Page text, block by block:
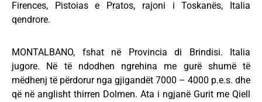
Firences, Pistoias e Pratos, rajoni i Toskanës, Italia
qendrore.
MONTALBANO, fshat në Provincia di Brindisi. Italia
jugore. Në të ndodhen ngrehina me gurë shumë të
mëdhenj të përdorur nga gjigandët 7000 – 4000 p.e.s. dhe
që në anglisht thirren Dolmen. Ata i ngjanë Gurit me Qiell